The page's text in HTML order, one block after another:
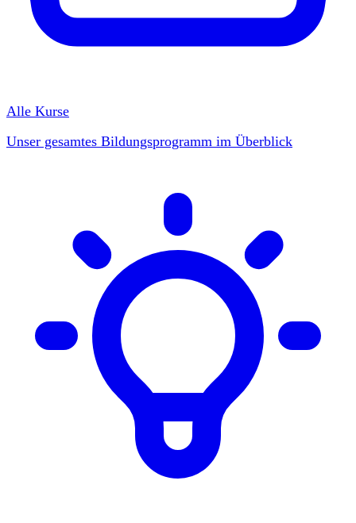
Alle Kurse
Unser gesamtes Bildungsprogramm im Überblick